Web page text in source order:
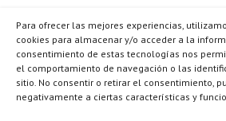
Para ofrecer las mejores experiencias,
cookies para almacenar y/o acceder a la
consentimiento de estas tecnologías nos
el comportamiento de navegación o las
sitio. No consentir o retirar el consentimiento,
negativamente a ciertas características y
Novedades
Escaparate